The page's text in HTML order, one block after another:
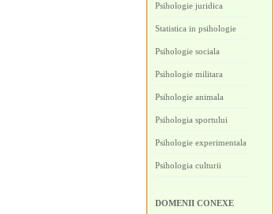
Psihologie juridica
Statistica in psihologie
Psihologie sociala
Psihologie militara
Psihologie animala
Psihologia sportului
Psihologie experimentala
Psihologia culturii
DOMENII CONEXE